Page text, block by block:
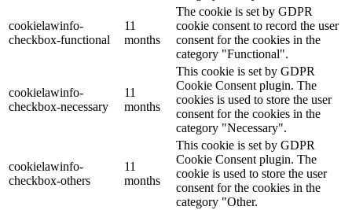
cookielawinfo-
checkbox-functional
11
months
The cookie is set by GDPR
cookie consent to record the user
consent for the cookies in the
category "Functional".
cookielawinfo-
checkbox-necessary
11
months
This cookie is set by GDPR
Cookie Consent plugin. The
cookies is used to store the user
consent for the cookies in the
category "Necessary".
cookielawinfo-
checkbox-others
11
months
This cookie is set by GDPR
Cookie Consent plugin. The
cookie is used to store the user
consent for the cookies in the
category "Other.